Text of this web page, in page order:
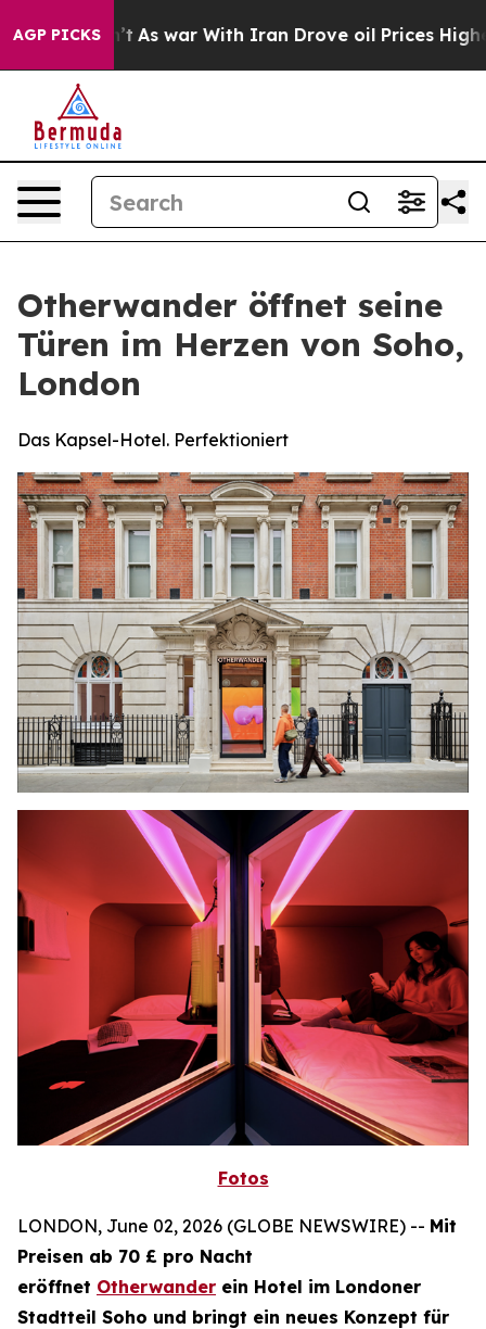
AGP PICKS
As war With Iran Drove oil Prices Higher,
Otherwander öffnet seine
Türen im Herzen von Soho,
London
Das Kapsel-Hotel. Perfektioniert
Fotos
LONDON, June 02, 2026 (GLOBE NEWSWIRE) -- Mit
Preisen ab 70 £ pro Nacht
eröffnet Otherwander ein Hotel im Londoner
Stadtteil Soho und bringt ein neues Konzept für